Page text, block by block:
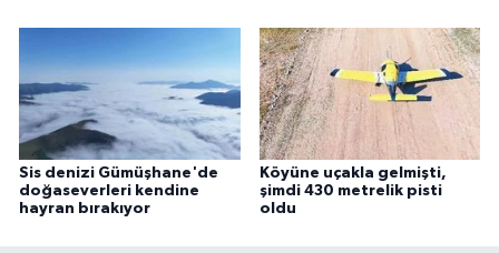
Sis denizi Gümüşhane'de
doğaseverleri kendine
hayran bırakıyor
Köyüne uçakla gelmişti,
şimdi 430 metrelik pisti
oldu